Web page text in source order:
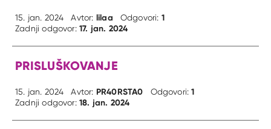
15. jan. 2024 Avtor: lilaa Odgovori: 1
Zadnji odgovor:17. jan. 2024
PRISLUŠKOVANJE
15. jan. 2024 Avtor: PR40RSTA0 Odgovori:1
Zadnji odgovor:18. jan. 2024